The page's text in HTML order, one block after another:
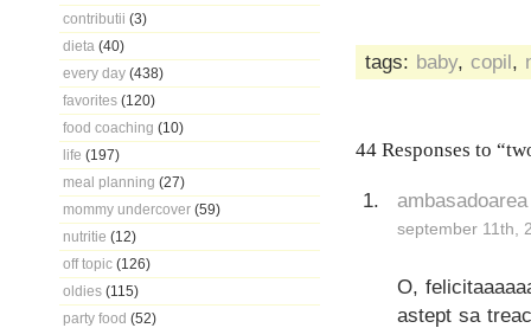
contributii (3)
dieta (40)
every day (438)
favorites (120)
food coaching (10)
life (197)
meal planning (27)
mommy undercover (59)
nutritie (12)
off topic (126)
oldies (115)
party food (52)
tags: baby, copil,
44 Responses to
ambasadoarea
september 11th,
O,
astept sa